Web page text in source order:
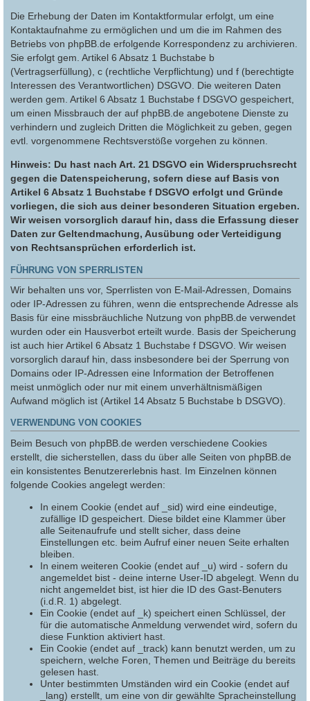
Die Erhebung der Daten im Kontaktformular erfolgt, um eine
Kontaktaufnahme zu ermöglichen und um die im Rahmen des
Betriebs von phpBB.de erfolgende Korrespondenz zu archivieren.
Sie erfolgt gem. Artikel 6 Absatz 1 Buchstabe b
(Vertragserfüllung), c (rechtliche Verpflichtung) und f (berechtigte
Interessen des Verantwortlichen) DSGVO. Die weiteren Daten
werden gem. Artikel 6 Absatz 1 Buchstabe f DSGVO gespeichert,
um einen Missbrauch der auf phpBB.de angebotene Dienste zu
verhindern und zugleich Dritten die Möglichkeit zu geben, gegen
evtl. vorgenommene Rechtsverstöße vorgehen zu können.
Hinweis: Du hast nach Art. 21 DSGVO ein Widerspruchsrecht
gegen die Datenspeicherung, sofern diese auf Basis von
Artikel 6 Absatz 1 Buchstabe f DSGVO erfolgt und Gründe
vorliegen, die sich aus deiner besonderen Situation ergeben.
Wir weisen vorsorglich darauf hin, dass die Erfassung dieser
Daten zur Geltendmachung, Ausübung oder Verteidigung
von Rechtsansprüchen erforderlich ist.
FÜHRUNG VON SPERRLISTEN
Wir behalten uns vor, Sperrlisten von E-Mail-Adressen, Domains
oder IP-Adressen zu führen, wenn die entsprechende Adresse als
Basis für eine missbräuchliche Nutzung von phpBB.de verwendet
wurden oder ein Hausverbot erteilt wurde. Basis der Speicherung
ist auch hier Artikel 6 Absatz 1 Buchstabe f DSGVO. Wir weisen
vorsorglich darauf hin, dass insbesondere bei der Sperrung von
Domains oder IP-Adressen eine Information der Betroffenen
meist unmöglich oder nur mit einem unverhältnismäßigen
Aufwand möglich ist (Artikel 14 Absatz 5 Buchstabe b DSGVO).
VERWENDUNG VON COOKIES
Beim Besuch von phpBB.de werden verschiedene Cookies
erstellt, die sicherstellen, dass du über alle Seiten von phpBB.de
ein konsistentes Benutzererlebnis hast. Im Einzelnen können
folgende Cookies angelegt werden:
In einem Cookie (endet auf _sid) wird eine eindeutige,
zufällige ID gespeichert. Diese bildet eine Klammer über
alle Seitenaufrufe und stellt sicher, dass deine
Einstellungen etc. beim Aufruf einer neuen Seite erhalten
bleiben.
In einem weiteren Cookie (endet auf _u) wird - sofern du
angemeldet bist - deine interne User-ID abgelegt. Wenn du
nicht angemeldet bist, ist hier die ID des Gast-Benuters
(i.d.R. 1) abgelegt.
Ein Cookie (endet auf _k) speichert einen Schlüssel, der
für die automatische Anmeldung verwendet wird, sofern du
diese Funktion aktiviert hast.
Ein Cookie (endet auf _track) kann benutzt werden, um zu
speichern, welche Foren, Themen und Beiträge du bereits
gelesen hast.
Unter bestimmten Umständen wird ein Cookie (endet auf
_lang) erstellt, um eine von dir gewählte Spracheinstellung